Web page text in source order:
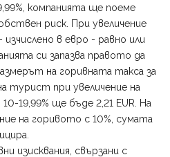
компанията ще поеме
риск. При увеличение
в евро - равно или
си запазва правото да
на горивната такса за
турист при увеличение на
19,99% ще бъде 2,21 EUR. На
на горивото с 10%, сумата
изисквания, свързани с